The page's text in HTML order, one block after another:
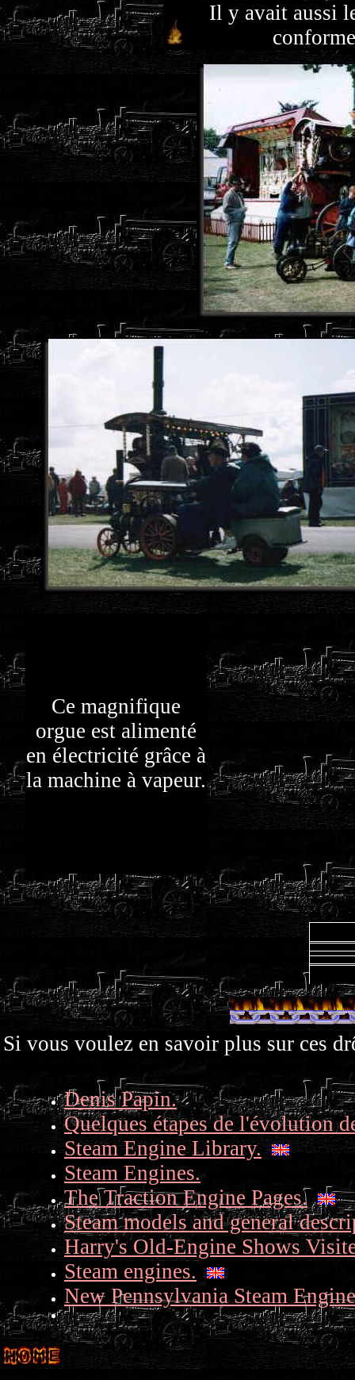
Il y avait aussi
Ce magnifique
orgue est alimenté
en électricité grâce à
la machine à vapeur.
Si vous voulez en savoir plus sur ces
Denis Papin.
Quelques étapes de l'évolution
Steam Engine Library.
Steam Engines.
The Traction Engine Pages.
Steam models and general
Harry's Old-Engine Shows
Steam engines.
New Pennsylvania Steam